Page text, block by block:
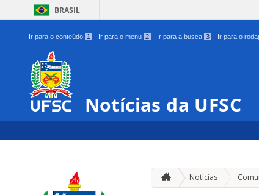
BRASIL
Ir para o conteúdo 1 Ir para o menu 2 Ir para a busca 3 Ir para o
Notícias da UFSC
Notícias